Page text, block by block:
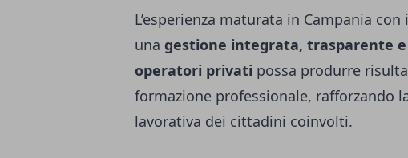
L’esperienza maturata in Campania
una gestione integrata, trasparente
operatori privati possa produrre
formazione professionale, rafforzando
lavorativa dei cittadini coinvolti.